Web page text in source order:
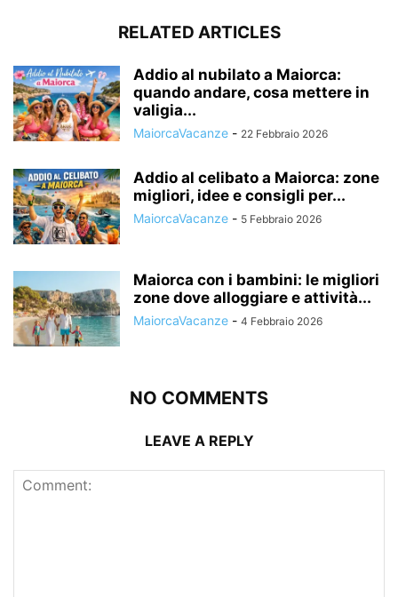
RELATED ARTICLES
Addio al nubilato a Maiorca:
quando andare, cosa mettere in
valigia...
MaiorcaVacanze - 22 Febbraio 2026
Addio al celibato a Maiorca: zone
migliori, idee e consigli per...
MaiorcaVacanze - 5 Febbraio 2026
Maiorca con i bambini: le migliori
zone dove alloggiare e attività...
MaiorcaVacanze - 4 Febbraio 2026
NO COMMENTS
LEAVE A REPLY